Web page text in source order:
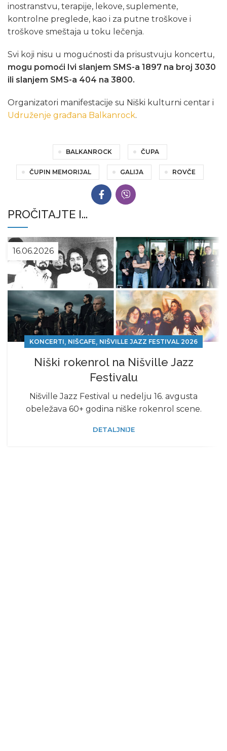
inostranstvu, terapije, lekove, suplemente,
kontrolne preglede, kao i za putne troškove i
troškove smeštaja u toku lečenja.
Svi koji nisu u mogućnosti da prisustvuju koncertu,
mogu pomoći Ivi slanjem SMS-a 1897 na broj 3030
ili slanjem SMS-a 404 na 3800.
Organizatori manifestacije su Niški kulturni centar i
Udruženje građana Balkanrock.
BALKANROCK ČUPA
ČUPIN MEMORIJAL GALIJA ROVČE
PROČITAJTE I...
16.06.2026
KONCERTI, NIŠCAFE, NIŠVILLE JAZZ FESTIVAL 2026
Niški rokenrol na Nišville Jazz
Festivalu
Nišville Jazz Festival u nedelju 16. avgusta
obeležava 60+ godina niške rokenrol scene.
DETALJNIJE